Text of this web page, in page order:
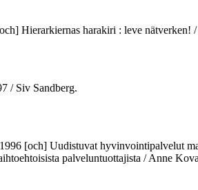
Hierarkiernas harakiri : leve nätverken!
/ Siv Sandberg.
[och] Uudistuvat hyvinvointipalvelut
palveluntuottajista / Anne